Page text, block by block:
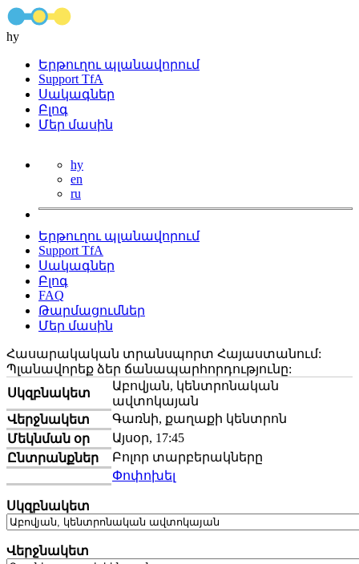
hy
Երթուղու պլանավորում
Support TfA
Սակագներ
Բլոգ
Մեր մասին
hy
en
ru
Երթուղու պլանավորում
Support TfA
Սակագներ
Բլոգ
FAQ
Թարմացումներ
Մեր մասին
Հասարակական տրանսպորտ Հայաստանում:
Պլանավորեք ձեր ճանապարհորդությունը:
Սկզբնակետ
Աբովյան, կենտրոնական
ավտոկայան
Վերջնակետ
Գառնի, քաղաքի կենտրոն
Մեկնման օր
Այսօր, 17:45
Ընտրանքներ
Բոլոր տարբերակները
Փոփոխել
Սկզբնակետ
Վերջնակետ